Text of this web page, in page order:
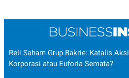
Reli Saham Grup Bakrie: Katalis Aksi
Korporasi atau Euforia Semata?